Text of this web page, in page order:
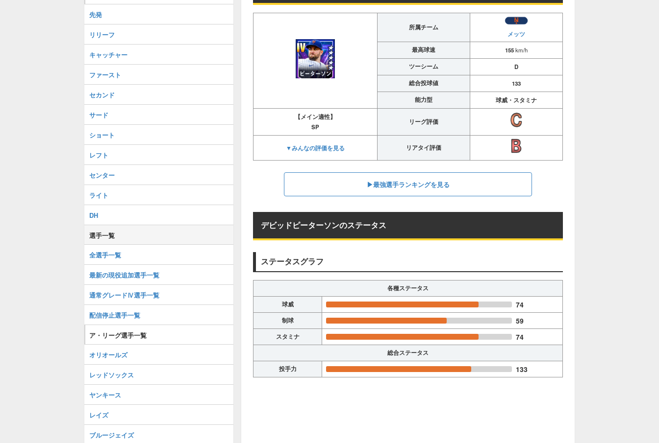
所属チーム
メッツ
最高球速 155km/h
ツーシーム
D
総合投球値
133
能力型
球威・スタミナ
【メイン適性】
SP
リーグ評価
▼みんなの評価を見る リアタイ評価
▶︎最強選手ランキングを見る
デビッドピーターソンのステータス
ステータスグラフ
各種ステータス
球威
74
制球 59
スタミナ 74
総合ステータス
投手力
133
先発
リリーフ
キャッチャー
ファースト
セカンド
サード
ショート
レフト
センター
ライト
DH
選手一覧
全選手一覧
最新の現役追加選手一覧
通常グレードⅣ選手一覧
配信停止選手一覧
ア・リーグ選手一覧
オリオールズ
レッドソックス
ヤンキース
レイズ
ブルージェイズ